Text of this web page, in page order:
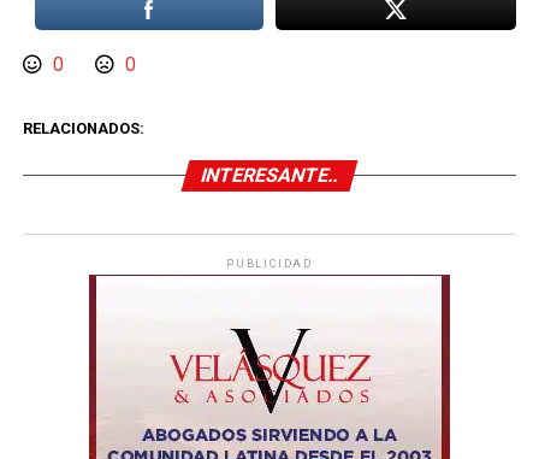
0 0
RELACIONADOS:
INTERESANTE..
PUBLICIDAD